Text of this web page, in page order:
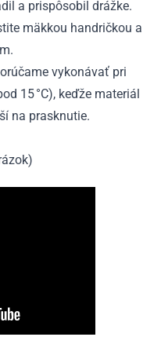
a prispôsobil drážke.
mäkkou handričkou a
vykonávať pri
15 °C), keďže materiál
na prasknutie.